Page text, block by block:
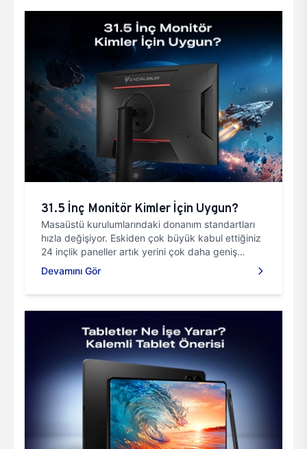
31.5 İnç Monitör Kimler İçin Uygun?
Masaüstü kurulumlarındaki donanım standartları
hızla değişiyor. Eskiden çok büyük kabul ettiğiniz
24 inçlik paneller artık yerini çok daha geniş
görüntüleme alanlarına devrediyor. Bilgisayar
karşısında geçirdiğiniz uzun saatleri
düşündüğünüzde ekranın fiziksel boyutu
Devamını Gör